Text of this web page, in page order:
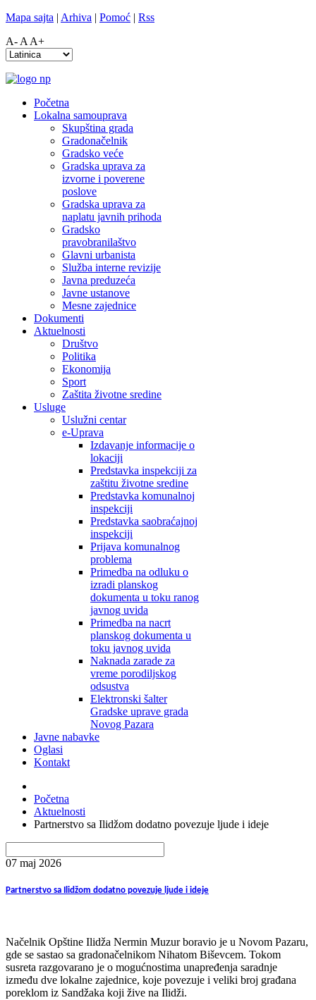
Mapa sajta | Arhiva | Pomoć | Rss
A- A A+
Početna
Lokalna samouprava
Skupština grada
Gradonačelnik
Gradsko veće
Gradska uprava za
izvorne i poverene
poslove
Gradska uprava za
naplatu javnih prihoda
Gradsko
pravobranilaštvo
Glavni urbanista
Služba interne revizije
Javna preduzeća
Javne ustanove
Mesne zajednice
Dokumenti
Aktuelnosti
Društvo
Politika
Ekonomija
Sport
Zaštita životne sredine
Usluge
Uslužni centar
e-Uprava
Izdavanje informacije o
lokaciji
Predstavka inspekciji za
zaštitu životne sredine
Predstavka komunalnoj
inspekciji
Predstavka saobraćajnoj
inspekciji
Prijava komunalnog
problema
Primedba na odluku o
izradi planskog
dokumenta u toku ranog
javnog uvida
Primedba na nacrt
planskog dokumenta u
toku javnog uvida
Naknada zarade za
vreme porodiljskog
odsustva
Elektronski šalter
Gradske uprave grada
Novog Pazara
Javne nabavke
Oglasi
Kontakt
Početna
Aktuelnosti
Partnerstvo sa Ilidžom dodatno povezuje ljude i ideje
07 maj 2026
Partnerstvo sa Ilidžom dodatno povezuje ljude i ideje
Načelnik Opštine Ilidža Nermin Muzur boravio je u Novom Pazaru,
gde se sastao sa gradonačelnikom Nihatom Biševcem. Tokom
susreta razgovarano je o mogućnostima unapređenja saradnje
između dve lokalne zajednice, koje povezuje i veliki broj građana
poreklom iz Sandžaka koji žive na Ilidži.